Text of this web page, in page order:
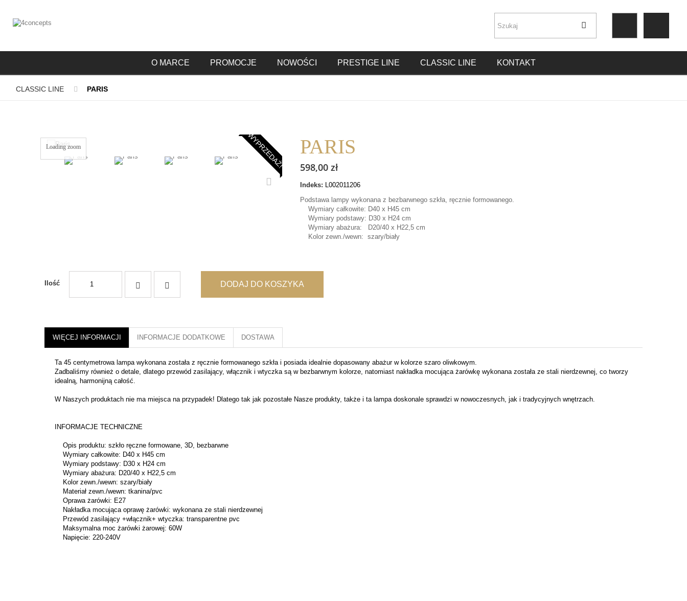
O MARCE PROMOCJE NOWOŚCI PRESTIGE LINE CLASSIC LINE KONTAKT
CLASSIC LINE PARIS
WYPRZEDAŻ!
Loading zoom PARIS
598,00 zł
Indeks: L002011206
Podstawa lampy wykonana z bezbarwnego szkła, ręcznie formowanego.
Wymiary całkowite: D40 x H45 cm
Wymiary podstawy: D30 x H24 cm
Wymiary abażura: D20/40 x H22,5 cm
Kolor zewn./wewn: szary/biały
Ilość DODAJ DO KOSZYKA
WIĘCEJ INFORMACJI INFORMACJE DODATKOWE DOSTAWA
Ta 45 centymetrowa lampa wykonana została z ręcznie formowanego szkła i posiada idealnie dopasowany abażur w kolorze szaro oliwkowym.
Zadbaliśmy również o detale, dlatego przewód zasilający, włącznik i wtyczka są w bezbarwnym kolorze, natomiast nakładka mocująca żarówkę wykonana została ze stali nierdzewnej, co tworzy
idealną, harmonijną całość.
W Naszych produktach nie ma miejsca na przypadek! Dlatego tak jak pozostałe Nasze produkty, także i ta lampa doskonale sprawdzi w nowoczesnych, jak i tradycyjnych wnętrzach.
INFORMACJE TECHNICZNE
Opis produktu: szkło ręczne formowane, 3D, bezbarwne
Wymiary całkowite: D40 x H45 cm
Wymiary podstawy: D30 x H24 cm
Wymiary abażura: D20/40 x H22,5 cm
Kolor zewn./wewn: szary/biały
Materiał zewn./wewn: tkanina/pvc
Oprawa żarówki: E27
Nakładka mocująca oprawę żarówki: wykonana ze stali nierdzewnej
Przewód zasilający +włącznik+ wtyczka: transparentne pvc
Maksymalna moc żarówki żarowej: 60W
Napięcie: 220-240V